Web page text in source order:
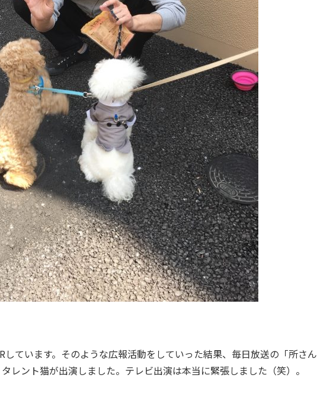
ています。そのような広報活動をしていった結果、毎日放送の「所さん
レント猫が出演しました。テレビ出演は本当に緊張しました（笑）。